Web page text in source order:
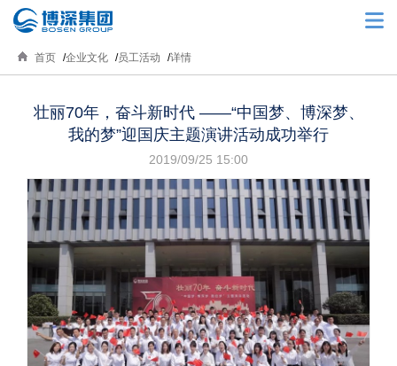
首页 企业文化 员工活动 详情
壮丽70年，奋斗新时代 ――“中国梦、博深梦、
我的梦”迎国庆主题演讲活动成功举行
2019/09/25 15:00